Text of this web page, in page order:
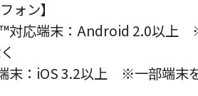
ォン】
対応端末：Android 2.0以上
末：iOS 3.2以上 ※一部端末